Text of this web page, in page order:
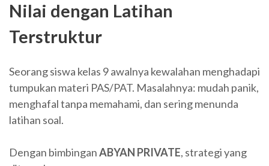
Nilai dengan Latihan
Terstruktur
Seorang siswa kelas 9 awalnya kewalahan menghadapi
tumpukan materi PAS/PAT. Masalahnya: mudah panik,
menghafal tanpa memahami, dan sering menunda
latihan soal.
Dengan bimbinganABYAN PRIVATE, strategi yang